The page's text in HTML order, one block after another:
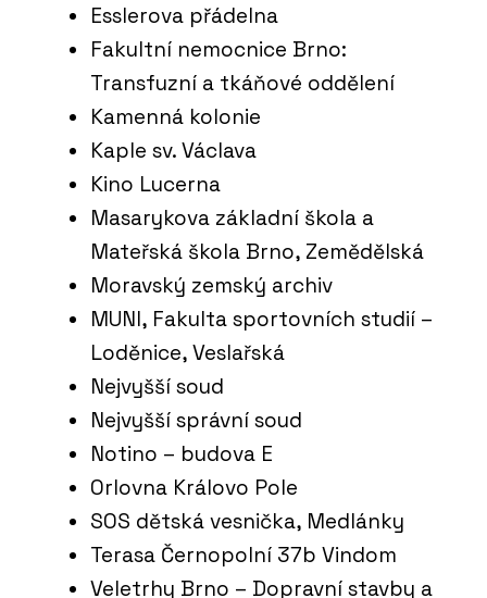
ČLÁNKY
“Levná řešení jsou ta nejdražší,” říká
lavičky a koše, které dlouho vydrží
Esslerova přádelna
Fakultní nemocnice Brno:
Transfuzní a tkáňové oddělení
Kamenná kolonie
Kaple sv. Václava
Kino Lucerna
Masarykova základní škola a
Mateřská škola Brno, Zemědělská
Moravský zemský archiv
MUNI, Fakulta sportovních studií –
Loděnice, Veslařská
Nejvyšší soud
Nejvyšší správní soud
Notino – budova E
Orlovna Královo Pole
SOS dětská vesnička, Medlánky
Terasa Černopolní 37b Vindom
Veletrhy Brno – Dopravní stavby a